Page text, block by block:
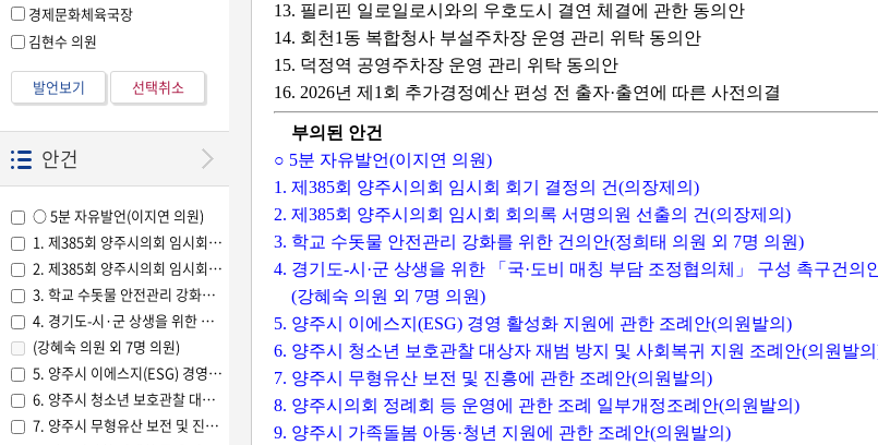
경제문화체육국장
김현수 의원
발언보기 선택취소
안건
○ 5분 자유발언(이지연 의원)
1. 제385회 양주시의회 임시회 회기 결정의 건(의장제의)
2. 제385회 양주시의회 임시회 회의록 서명의원 선출의 건(의장제의)
3. 학교 수돗물 안전관리 강화를 위한 건의안(정희태 의원 외 7명 의원)
4. 경기도-시·군 상생을 위한 「국·도비 매칭 부담 조정협의체」 구성 촉구건의안
(강혜숙 의원 외 7명 의원)
5. 양주시 이에스지(ESG) 경영 활성화 지원에 관한 조례안(의원발의)
6. 양주시 청소년 보호관찰 대상자 재범 방지 및 사회복귀 지원 조례안(의원발의)
7. 양주시 무형유산 보전 및 진흥에 관한 조례안(의원발의)
13. 필리핀 일로일로시와의 우호도시 결연 체결에 관한 동의안
14. 회천1동 복합청사 부설주차장 운영 관리 위탁 동의안
15. 덕정역 공영주차장 운영 관리 위탁 동의안
16. 2026년 제1회 추가경정예산 편성 전 출자·출연에 따른 사전의결
부의된 안건
○ 5분 자유발언(이지연 의원)
1. 제385회 양주시의회 임시회 회기 결정의 건(의장제의)
2. 제385회 양주시의회 임시회 회의록 서명의원 선출의 건(의장제의)
3. 학교 수돗물 안전관리 강화를 위한 건의안(정희태 의원 외 7명 의원)
4. 경기도-시·군 상생을 위한 「국·도비 매칭 부담 조정협의체」 구성 촉구건의
(강혜숙 의원 외 7명 의원)
5. 양주시 이에스지(ESG) 경영 활성화 지원에 관한 조례안(의원발의)
6. 양주시 청소년 보호관찰 대상자 재범 방지 및 사회복귀 지원 조례안(의원발
7. 양주시 무형유산 보전 및 진흥에 관한 조례안(의원발의)
8. 양주시의회 정례회 등 운영에 관한 조례 일부개정조례안(의원발의)
9. 양주시 가족돌봄 아동·청년 지원에 관한 조례안(의원발의)